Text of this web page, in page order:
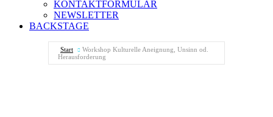
KONTAKTFORMULAR
NEWSLETTER
BACKSTAGE
Start
Workshop Kulturelle Aneignung, Unsinn od.
Herausforderung